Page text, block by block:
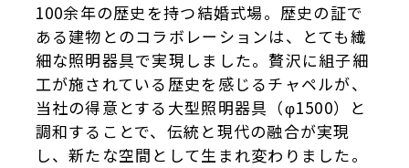
100余年の歴史を持つ結婚式場。歴史の証で
ある建物とのコラボレーションは、とても繊
細な照明器具で実現しました。贅沢に組子細
工が施されている歴史を感じるチャペルが、
当社の得意とする大型照明器具（φ1500）と
調和することで、伝統と現代の融合が実現
し、新たな空間として生まれ変わりました。